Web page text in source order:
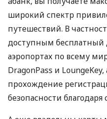
широкий спектр
путешествий. В
доступным бесплатный
аэропортах по всему
DragonPass и
прохождение
безопасности благодаря